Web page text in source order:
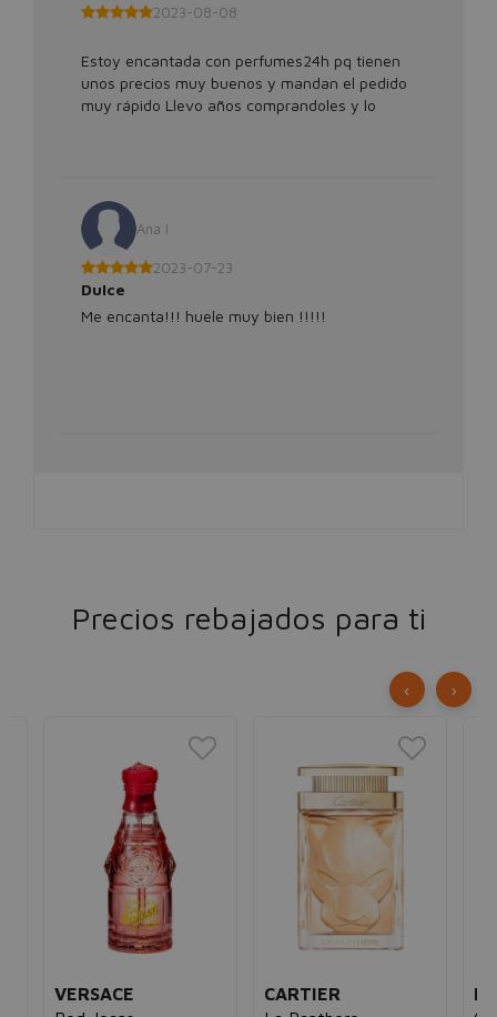
2023-08-08
Estoy encantada con perfumes24h pq tienen
unos precios muy buenos y mandan el pedido
muy rápido Llevo años comprandoles y lo
Ana I
2023-07-23
Dulce
Me encanta!!! huele muy bien !!!!!
Precios rebajados para ti
VERSACE
CARTIER
‹ ›